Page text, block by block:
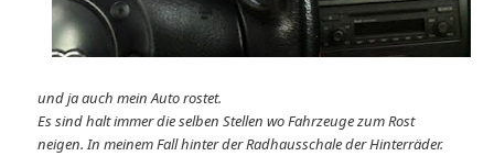
und ja auch mein Auto rostet.
Es sind halt immer die selben Stellen wo Fahrzeuge zum Rost
neigen. In meinem Fall hinter der Radhausschale der Hinterräder.